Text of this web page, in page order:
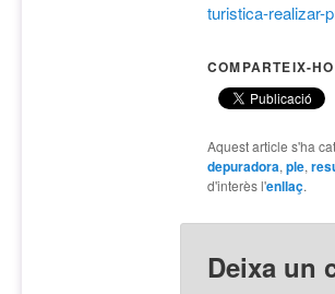
turistica-realizar-
COMPARTEIX-
Aquest article s'ha
depuradora,ple,
d'interès l'enllaç.
Deixa un